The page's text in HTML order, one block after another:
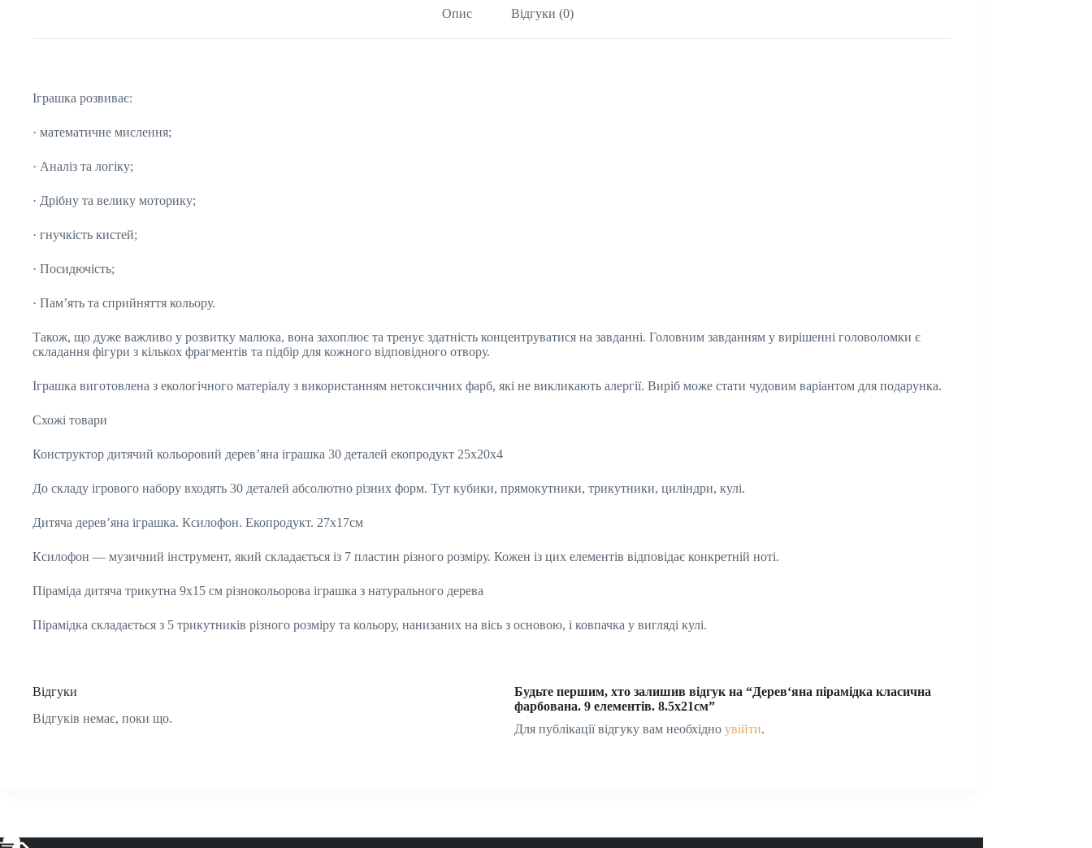
Опис Відгуки (0)
Іграшка розвиває:
· математичне мислення;
· Аналіз та логіку;
· Дрібну та велику моторику;
· гнучкість кистей;
· Посидючість;
· Пам’ять та сприйняття кольору.
Також, що дуже важливо у розвитку малюка, вона захоплює та тренує здатність концентруватися на завданні. Головним завданням у вирішенні головоломки є
складання фігури з кількох фрагментів та підбір для кожного відповідного отвору.
Іграшка виготовлена з екологічного матеріалу з використанням нетоксичних фарб, які не викликають алергії. Виріб може стати чудовим варіантом для подарунка.
Схожі товари
Конструктор дитячий кольоровий дерев’яна іграшка 30 деталей екопродукт 25х20х4
До складу ігрового набору входять 30 деталей абсолютно різних форм. Тут кубики, прямокутники, трикутники, циліндри, кулі.
Дитяча дерев’яна іграшка. Ксилофон. Екопродукт. 27х17см
Ксилофон — музичний інструмент, який складається із 7 пластин різного розміру. Кожен із цих елементів відповідає конкретній ноті.
Піраміда дитяча трикутна 9х15 см різнокольорова іграшка з натурального дерева
Пірамідка складається з 5 трикутників різного розміру та кольору, нанизаних на вісь з основою, і ковпачка у вигляді кулі.
Відгуки
Відгуків немає, поки що.
Будьте першим, хто залишив відгук на “Дерев‘яна пірамідка класична
фарбована. 9 елементів. 8.5х21см”
Для публікації відгуку вам необхідноувійти.